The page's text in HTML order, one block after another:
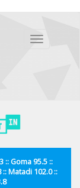
Toggle
:: Goma 95.5 ::
Matadi 102.0 ::